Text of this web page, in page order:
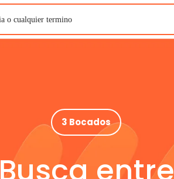
3 Bocados
Busca entre